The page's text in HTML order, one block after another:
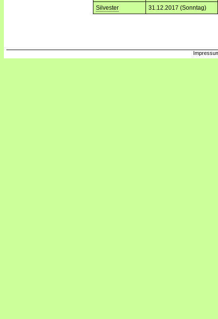
Silvester
31.12.2017 (Sonntag)